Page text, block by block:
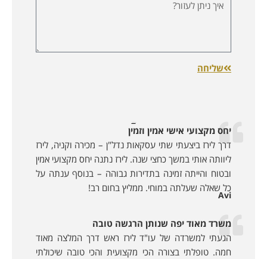
שליחה
יחס מקצועי אישי אמין וזמין
דרך לירז ביצעתי שתי עסקאות נדל"ן – מכירה וקניה, לירז
ליוותה אותי במשך כחצי שנה. לירז נתנה יחס מקצועי אמין
ובטוח והייתה זמינה בתדירות גבוהה – בנוסף ענתה על
כל שאלה שעלתה במוחי. ממליץ בחום רב!
Avi
משרד מאוד יפה שנותן הרגשה טובה
הגעתי למשרדה של עו"ד לירז ראש דרך המלצה מאוד
חמה. טופלתי בצורה הכי מקצועית והכי טובה שיכולתי